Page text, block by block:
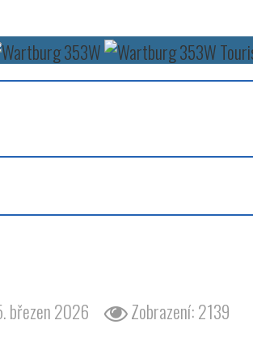
březen 2026 Zobrazení: 2139